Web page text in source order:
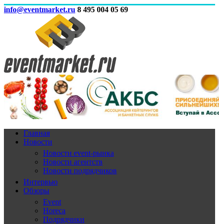
info@eventmarket.ru 8 495 004 05 69
Главная
Новости
Новости event-рынка
Новости агентств
Новости подрядчиков
Интервью
Обзоры
Event
Horeca
Подрядчики